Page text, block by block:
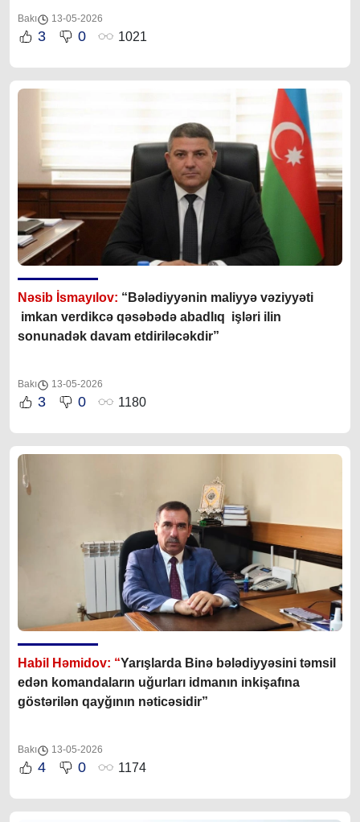
Bakı 13-05-2026
3 0 1021
Nəsib İsmayılov: “Bələdiyyənin maliyyə vəziyyəti
imkan verdikcə qəsəbədə abadlıq işləri ilin
sonunadək davam etdiriləcəkdir”
Bakı 13-05-2026
3 0 1180
Habil Həmidov: “Yarışlarda Binə bələdiyyəsini təmsil
edən komandaların uğurları idmanın inkişafına
göstərilən qayğının nəticəsidir”
Bakı 13-05-2026
4 0 1174